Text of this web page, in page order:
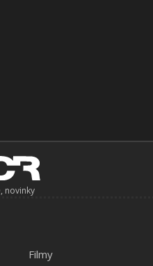
novinky
Filmy